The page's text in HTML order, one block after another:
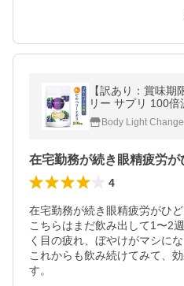
【訳あり：賞味
リー サプリ 100倍濃縮 2100mg ア
ニン メグスノキ
ueeye Clear 60粒
Body Light
4
在宅勤務が続き眼精疲労がひど
こちらはまだ飲み出して1〜2
く目の疲れ、ぼやけがマシにな
これからも飲み続けてみて、
す。